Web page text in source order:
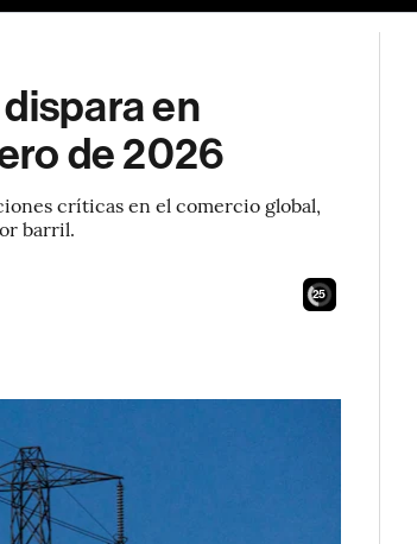
en
de 2026
críticas en el comercio global,
barril.
24